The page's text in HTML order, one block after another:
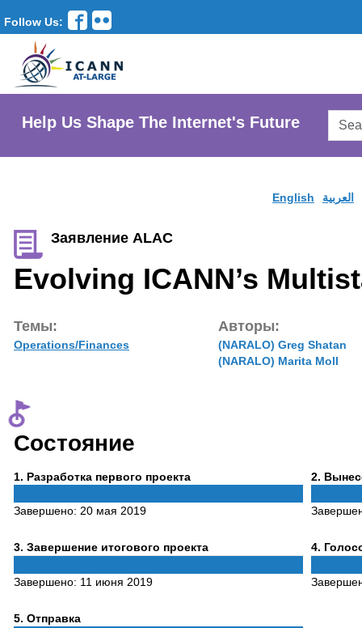
Follow Us:
Help Us Shape The Internet's Future
English العربية
Заявление ALAC
Evolving ICANN’s
Темы:
Operations/Finances
Авторы:
(NARALO) Greg Shatan
(NARALO) Marita Moll
Состояние
1 Phase
. Разработка первого проекта
Завершено: 20 мая 2019
2 Phase
.
3Phase
. Завершение итогового проекта
Завершено: 11 июня 2019
4Phase
.
5Phase
. Отправка